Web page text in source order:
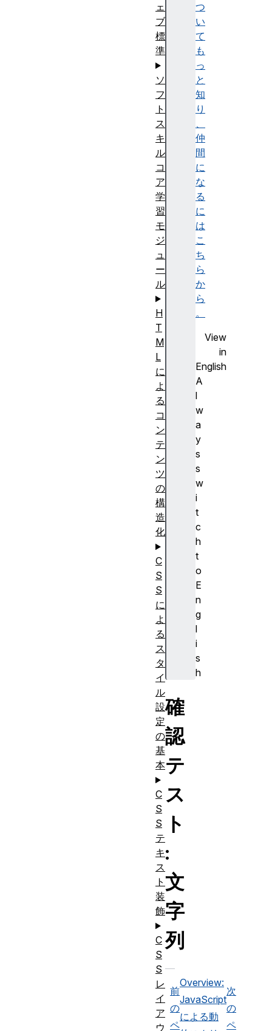
つ
い
て
も
っ
と
知
り
、
仲
間
に
な
る
に
は
こ
ち
ら
か
ら
。
View
in
English
A
l
w
a
y
s
s
w
i
t
c
h
t
o
E
n
g
l
i
s
h
確
認
テ
ス
ト
:
文
字
列
前
の
ペ
Overview:
JavaScript
による動
次
の
ペ
ェ
ブ
標
準
ソ
フ
ト
ス
キ
ル
コ
ア
学
習
モ
ジ
ュ
ー
ル
H
T
M
L
に
よ
る
コ
ン
テ
ン
ツ
の
構
造
化
C
S
S
に
よ
る
ス
タ
イ
ル
設
定
の
基
本
C
S
S
テ
キ
ス
ト
装
飾
C
S
S
レ
イ
ア
ウ